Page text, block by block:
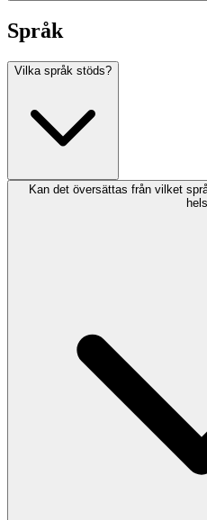
Språk
Vilka språk stöds?
Kan det översättas från vilket